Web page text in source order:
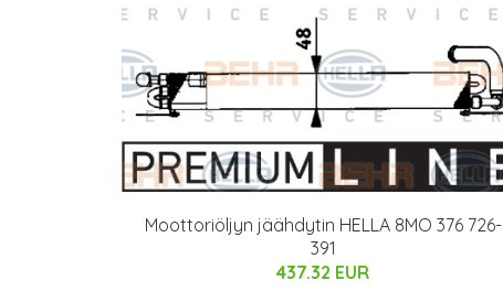
Moottoriöljyn jäähdytin HELLA 8MO 376 726-
391
437.32 EUR